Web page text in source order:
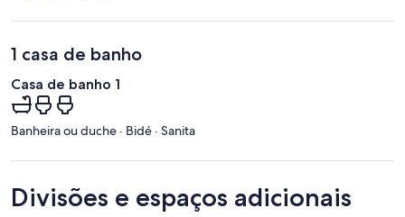
1 casa de banho
Casa de banho 1
Banheira ou duche · Bidé · Sanita
Divisões e espaços adicionais